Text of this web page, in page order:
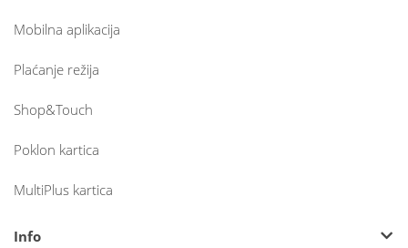
Mobilna aplikacija
Plaćanje režija
Shop&Touch
Poklon kartica
MultiPlus kartica
Info